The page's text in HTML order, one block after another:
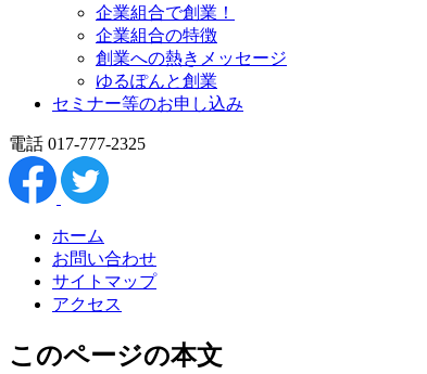
企業組合で創業！
企業組合の特徴
創業への熱きメッセージ
ゆるぽんと創業
セミナー等のお申し込み
電話 017-777-2325
ホーム
お問い合わせ
サイトマップ
アクセス
このページの本文